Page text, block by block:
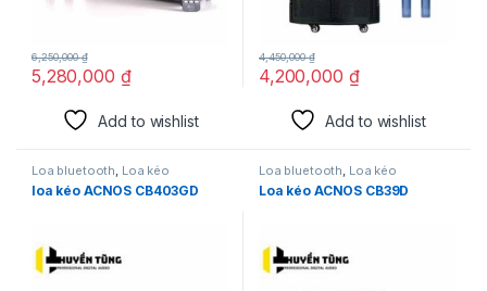
5,280,000 ₫
6,250,000₫
Add to wishlist
4,200,000 ₫
4,450,000₫
Add to wishlist
Loa bluetooth, Loa kéo
loa kéo ACNOS CB403GD
Loa bluetooth, Loa kéo
Loa kéo ACNOS CB39D